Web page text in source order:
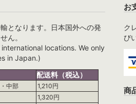
となります。日本国外への発
ん。
locations. We only
in Japan.)
配送料（税込）
中部
1,210円
1,320円
お
ク
び
商